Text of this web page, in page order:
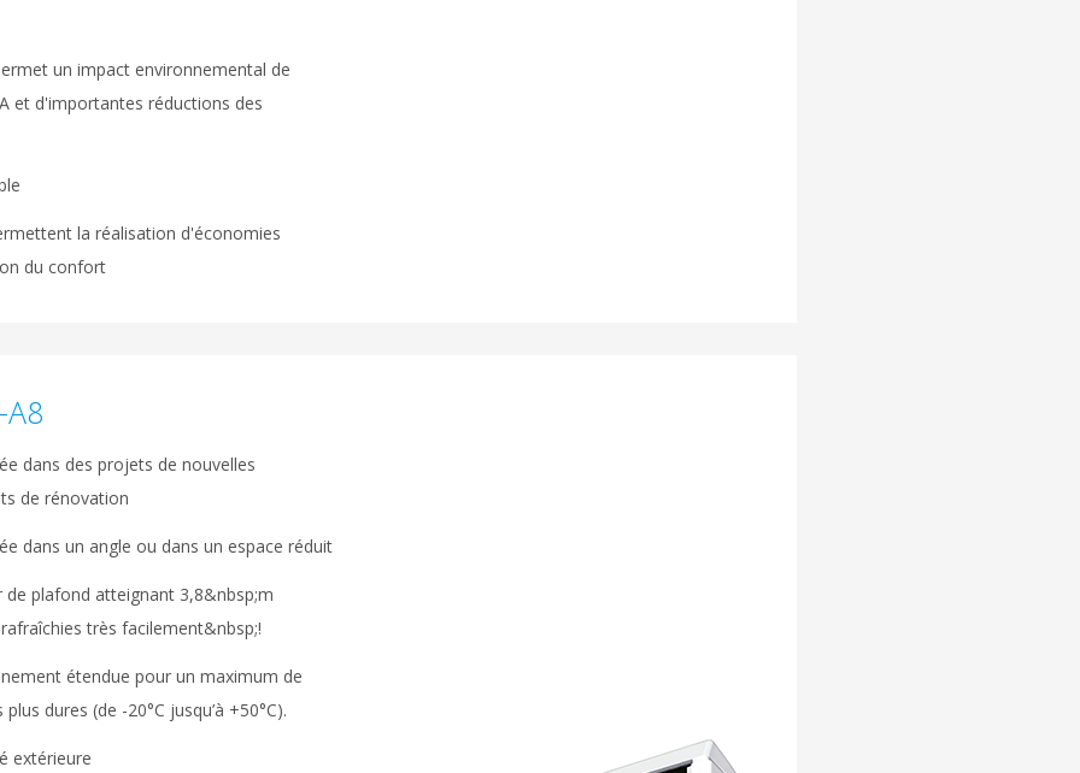
un impact environnemental de
et d'importantes réductions des
la réalisation d'économies
du confort
dans des projets de nouvelles
de rénovation
dans un angle ou dans un espace réduit
de plafond atteignant 3,8&nbsp;m
très facilement&nbsp;!
étendue pour un maximum de
dures (de -20°C jusqu’à +50°C).
extérieure